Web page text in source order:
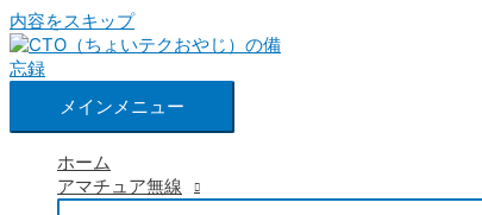
内容をスキップ
メインメニュー
ホーム
アマチュア無線